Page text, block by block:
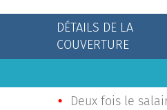
DÉTAILS DE LA
COUVERTURE
Deux fois le